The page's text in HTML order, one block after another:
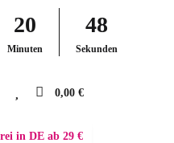
20
Minuten
47
Sekunden
0,00 €
in DE ab 29 €